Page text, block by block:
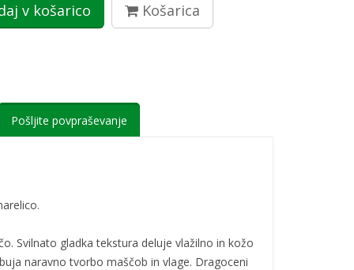
v košarico Košarica
Pošljite povpraševanje
Svilnato gladka tekstura deluje vlažilno in kožo
naravno tvorbo maščob in vlage. Dragoceni